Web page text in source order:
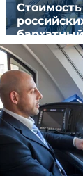
снизилась